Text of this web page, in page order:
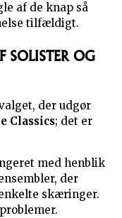
af de knap så
tilfældigt.
SOLISTER OG
der udgør
Classics; det er
med henblik
der
skæringer.